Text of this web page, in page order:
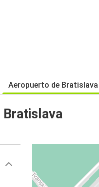
Aeropuerto de Bratislava
Bratislava